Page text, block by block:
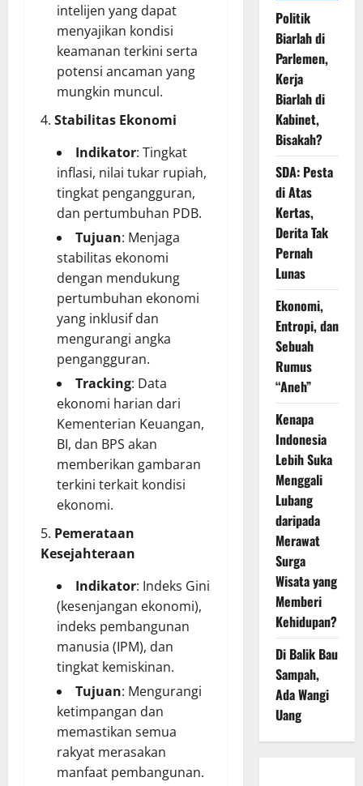
intelijen yang dapat
menyajikan kondisi
keamanan terkini serta
potensi ancaman yang
mungkin muncul.
Stabilitas Ekonomi
Indikator: Tingkat
inflasi, nilai tukar rupiah,
tingkat pengangguran,
dan pertumbuhan PDB.
Tujuan: Menjaga
stabilitas ekonomi
dengan mendukung
pertumbuhan ekonomi
yang inklusif dan
mengurangi angka
pengangguran.
Tracking: Data
ekonomi harian dari
Kementerian Keuangan,
BI, dan BPS akan
memberikan gambaran
terkini terkait kondisi
ekonomi.
Pemerataan
Kesejahteraan
Indikator: Indeks Gini
(kesenjangan ekonomi),
indeks pembangunan
manusia (IPM), dan
tingkat kemiskinan.
Tujuan: Mengurangi
ketimpangan dan
memastikan semua
rakyat merasakan
manfaat pembangunan.
Politik
Biarlah di
Parlemen,
Kerja
Biarlah di
Kabinet,
Bisakah?
SDA: Pesta
di Atas
Kertas,
Derita Tak
Pernah
Lunas
Ekonomi,
Entropi, dan
Sebuah
Rumus
“Aneh”
Kenapa
Indonesia
Lebih Suka
Menggali
Lubang
daripada
Merawat
Surga
Wisata yang
Memberi
Kehidupan?
Di Balik Bau
Sampah,
Ada Wangi
Uang